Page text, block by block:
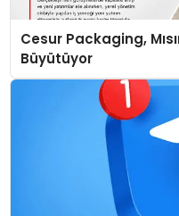
Cesur Packaging,
Büyütüyor